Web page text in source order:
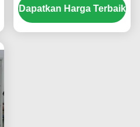
Bahan Logam
Dapatkan Harga Terbaik